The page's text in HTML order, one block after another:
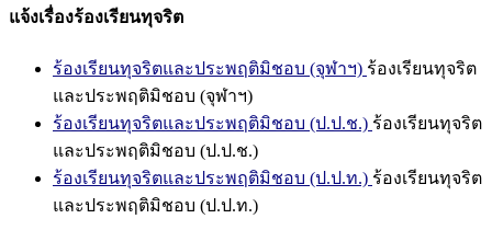
แจ้งเรื่องร้องเรียนทุจริต
ร้องเรียนทุจริตและประพฤติมิชอบ (จุฬาฯ) ร้องเรียนทุจริต
และประพฤติมิชอบ (จุฬาฯ)
ร้องเรียนทุจริตและประพฤติมิชอบ (ป.ป.ช.) ร้องเรียนทุจริต
และประพฤติมิชอบ (ป.ป.ช.)
ร้องเรียนทุจริตและประพฤติมิชอบ (ป.ป.ท.) ร้องเรียนทุจริต
และประพฤติมิชอบ (ป.ป.ท.)